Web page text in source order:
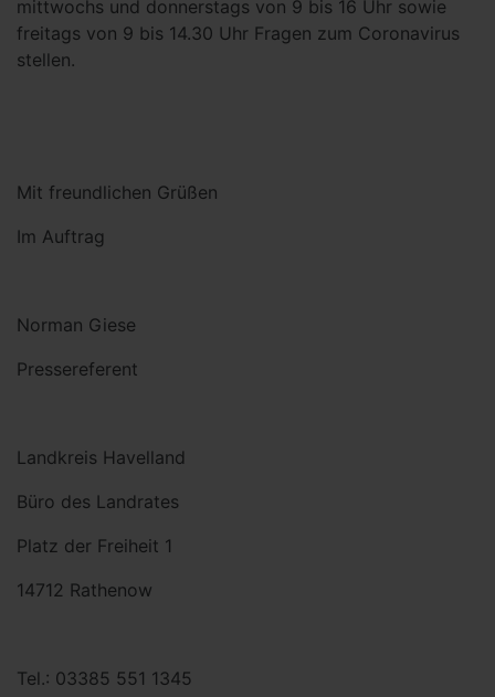
mittwochs und donnerstags von 9 bis 16 Uhr sowie
freitags von 9 bis 14.30 Uhr Fragen zum Coronavirus
stellen.
Mit freundlichen Grüßen
Im Auftrag
Norman Giese
Pressereferent
Landkreis Havelland
Büro des Landrates
Platz der Freiheit 1
14712 Rathenow
Tel.: 03385 551 1345